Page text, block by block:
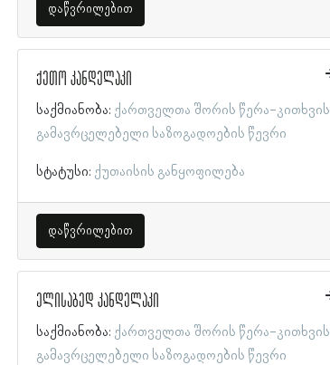
დაწვრილებით
ქეთო კანდელაკი
საქმიანობა: ქართველთა შორის წერა-კითხვის
გამავრცელებელი საზოგადოების წევრი
სტატუსი: ქუთაისის განყოფილება
დაწვრილებით
ელისაბედ კანდელაკი
საქმიანობა: ქართველთა შორის წერა-კითხვის
გამავრცელებელი საზოგადოების წევრი